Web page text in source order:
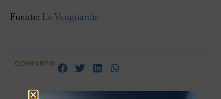
Fuente: La Vanguardia
COMPARTIR